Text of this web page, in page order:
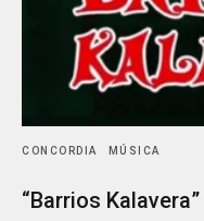
CONCORDIA MÚSICA
“Barrios Kalavera”